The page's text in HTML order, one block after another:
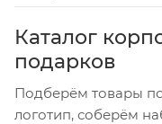
Каталог
подарков
Подберём товары
логотип, соберём